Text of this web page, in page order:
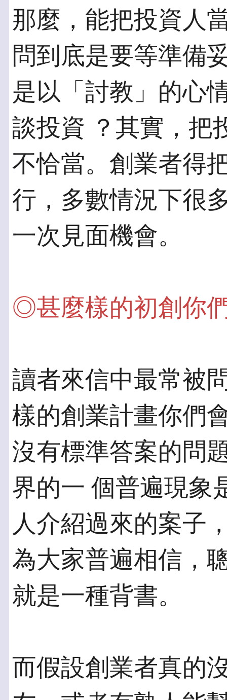
那麼，能把投資人
問到底是要等準備
是以「討教」的心
談投資 ？其實，把
不恰當。創業者得
行，多數情況下很
一次見面機會。
◎甚麼樣的初創你
讀者來信中最常被
樣的創業計畫你們
沒有標準答案的問
界的一 個普遍現象
人介紹過來的案子
為大家普遍相信，
就是一種背書。
而假設創業者真的